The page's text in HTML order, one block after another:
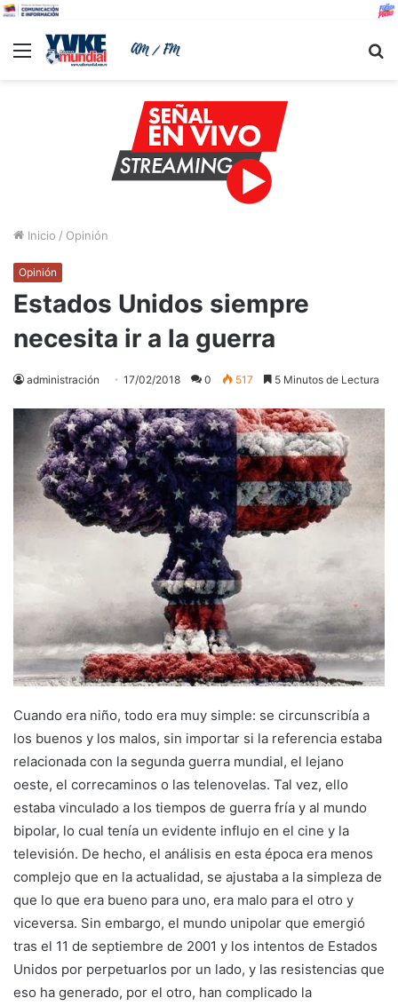
Menu
Inicio / Opinión
Opinión
Estados Unidos siempre
necesita ir a la guerra
administración 17/02/2018 0 517 5 Minutos de Lectura
Cuando era niño, todo era muy simple: se circunscribía a
los buenos y los malos, sin importar si la referencia estaba
relacionada con la segunda guerra mundial, el lejano
oeste, el correcaminos o las telenovelas. Tal vez, ello
estaba vinculado a los tiempos de guerra fría y al mundo
bipolar, lo cual tenía un evidente influjo en el cine y la
televisión. De hecho, el análisis en esta época era menos
complejo que en la actualidad, se ajustaba a la simpleza de
que lo que era bueno para uno, era malo para el otro y
viceversa. Sin embargo, el mundo unipolar que emergió
tras el 11 de septiembre de 2001 y los intentos de Estados
Unidos por perpetuarlos por un lado, y las resistencias que
eso ha generado, por el otro, han complicado la